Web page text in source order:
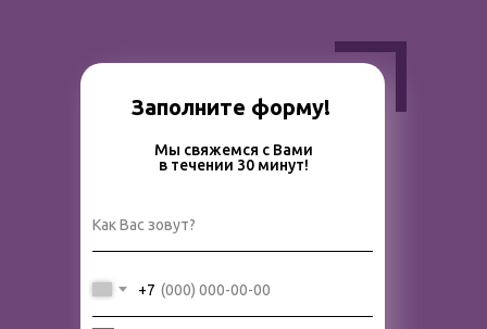
Заполните форму!
Мы свяжемся с Вами
в течении 30 минут!
Как Вас зовут?
+7